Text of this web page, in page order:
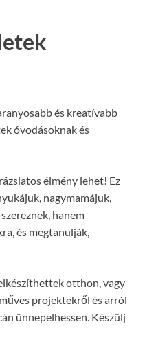
és kreatívabb
óvodásoknak és
élmény lehet! Ez
nagymamájuk,
hanem
és megtanulják,
otthon, vagy
projektekről és arról
ünnepelhessen. Készülj